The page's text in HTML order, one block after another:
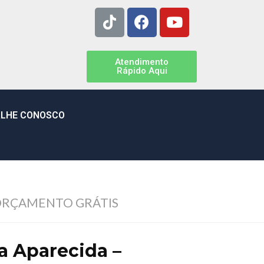
Atendimento
Rápido Aqui
CONOSCO
GRÁTIS
Aparecida –